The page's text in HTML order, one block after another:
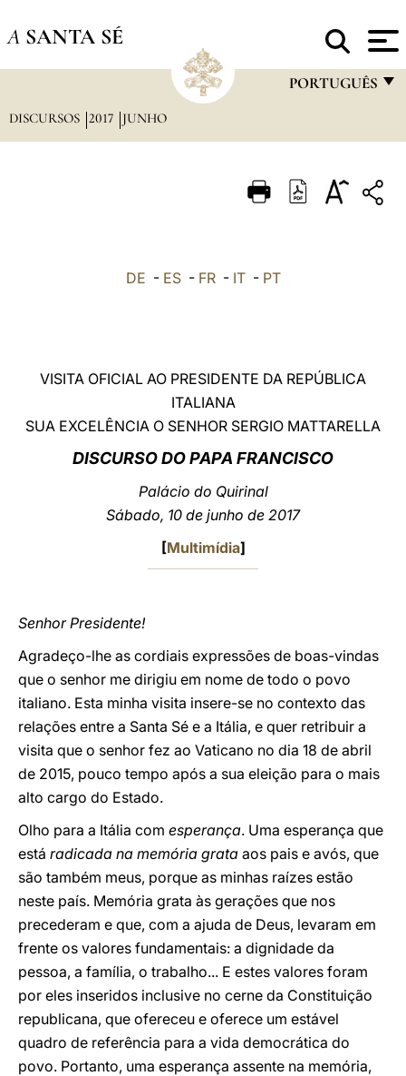
A SANTA SÉ
PORTUGUÊS
ITALIANO
العربيّة
LATINE
DISCURSOS 2017 JUNHO
DE - ES- FR- IT- PT
VISITA OFICIAL AO PRESIDENTE DA REPÚBLICA
ITALIANA
SUA EXCELÊNCIA O SENHOR SERGIO MATTARELLA
DISCURSO DO PAPA FRANCISCO
Palácio do Quirinal
Sábado, 10 de junho de 2017
[Multimídia]
Senhor Presidente!
Agradeço-lhe as cordiais expressões de boas-vindas
que o senhor me dirigiu em nome de todo o povo
italiano. Esta minha visita insere-se no contexto das
relações entre a Santa Sé e a Itália, e quer retribuir a
visita que o senhor fez ao Vaticano no dia 18 de abril
de 2015, pouco tempo após a sua eleição para o mais
alto cargo do Estado.
Olho para a Itália com esperança. Uma esperança que
está radicada na memória grata aos pais e avós, que
são também meus, porque as minhas raízes estão
neste país. Memória grata às gerações que nos
precederam e que, com a ajuda de Deus, levaram em
frente os valores fundamentais: a dignidade da
pessoa, a família, o trabalho... E estes valores foram
por eles inseridos inclusive no cerne da Constituição
republicana, que ofereceu e oferece um estável
quadro de referência para a vida democrática do
povo. Portanto, uma esperança assente na memória,